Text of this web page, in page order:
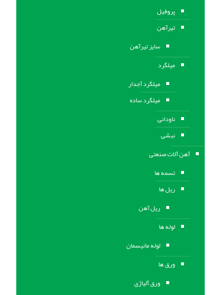
پروفیل
تیرآهن
سایز تیرآهن
میلگرد
میلگرد آجدار
میلگرد ساده
ناودانی
نبشی
آهن آلات صنعتی
تسمه ها
ریل ها
ریل آهن
لوله ها
لوله مانیسمان
ورق ها
ورق آلیاژی